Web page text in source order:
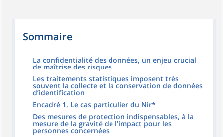
Sommaire
La confidentialité des données, un enjeu crucial
de maîtrise des risques
Les traitements statistiques imposent très
souvent la collecte et la conservation de données
d’identification
Encadré 1. Le cas particulier du Nir*
Des mesures de protection indispensables, à la
mesure de la gravité de l’impact pour les
personnes concernées